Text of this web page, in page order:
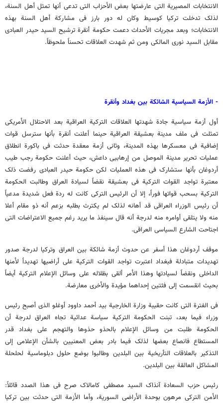
الانتخابات المصیریة التی عارضتها بعض الأحزاب التی تدعی أنها تمثل أهل السنة،
لذلک تدخلت ترکیا کوسیط وکان له دور بارز فی مشارکة أهل السنة بهذه
الانتخابات؛ وبعد مجریات الأحداث دعمت حکومة أنقرة ترشیح السید حیدر العبادی
مقابل السید نوری المالکی ومن ثم شهدت العلاقات تحسناً ملحوظاً.
- الأزمة السیاسیة الشائکة بین بغداد وأنقرة
أول أزمة سیاسیة جادة شهدتها العلاقات الترکیة العراقیة بعد الاحتلال الأمریکی
تمثلت فی ملف مدینة بعشیقة العراقیة حینما أعلنت أنقرة بأنها سترسل قوات
إضافیة فی معسکرها بهذه المدینة، وثانی أزمة معقدة حدثت فی باکورة انطلاق
عملیات تحریر مدینة الموصل من إرهابیی داعش، حیث أعلنت حکومة رجب طیب
أردوغان بأنها ستشارک فی هذه العملیات لکن حکومة حیدر العبادی رفضت ذلک
معتبرة تواجد القوات الترکیة فی بعشیقة نقضاً لسیادة العراق وطالبت الحکومة
الترکیة بسحب قواتها فوراً، إلا أن الرئیس الترکی کانت له ردة فعل شدیدة مدعیاً
أن رئیس الوزراء العراقی قد أهانه لذلک لم یکترث بطلبه بزعم أنه ذو مقام أعلا
منه ولا یتلقى أوامره منه لدرجة أنه قال سینفذ ما یرید رغم جمیع الاعتراضات التی
اجتاحت الشارع السیاسی العراقی.
موقف أردوغان هذا أسفر عن حدوث أزمة شائکة بین العراق وترکیا لدرجة صدور
تهدیدات متبادلة فبغداد اعتبرت تواجد القوات الترکیة على أراضیها تهدیداً لأمنها
الداخلی ونقضاً لسیادتها وهذا الأمر ألقى بظلاله على وسائل الإعلام الترکیة أیضاً
بحیث انقسمت إلى فئتین إحداهما مؤیدة والأخرى معارضة.
فی الفترة التی کانت حقیبة وزارة الخارجیة بید أحمد داوود أوغلو الذی أصبح رئیس
وزراء فیما بعد، تبنت الحکومة الترکیة سیاسة عدائیة تجاه العراق لدرجة أن
الحکومة طلبت من وسائل الإعلام بالحذو حذوها والتهجم على بغداد قدر
المستطاع فانصاع بعضها لذلک فیما بادر بعض المعنیین بالشأن الإعلامی إلى
التذکیر بالعلاقات التأریخیة بین البلدین وطالبوا بوضع حلول دبلوماسیة لحلحلة
المشاکل العالقة بین البلدین.
رئیس حزب السعادة آنذاک السید مصطفى کامالاک صرح فی هذا الصدد قائلاً:
الأمن الترکی مرهون بوحدة الأراضی السوریة، وأما الأزمة التی حدثت بین ترکیا